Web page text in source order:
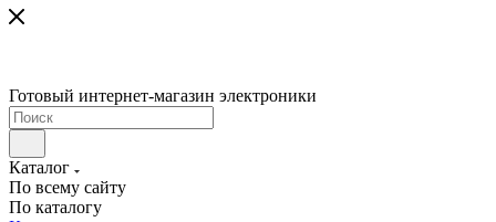
Готовый интернет-магазин электроники
Каталог
По всему сайту
По каталогу